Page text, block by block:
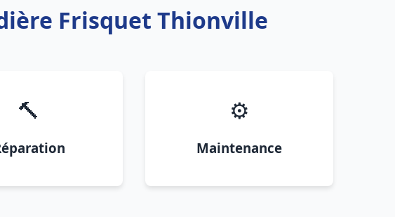
Frisquet Thionville
🔨 ⚙️
Maintenance